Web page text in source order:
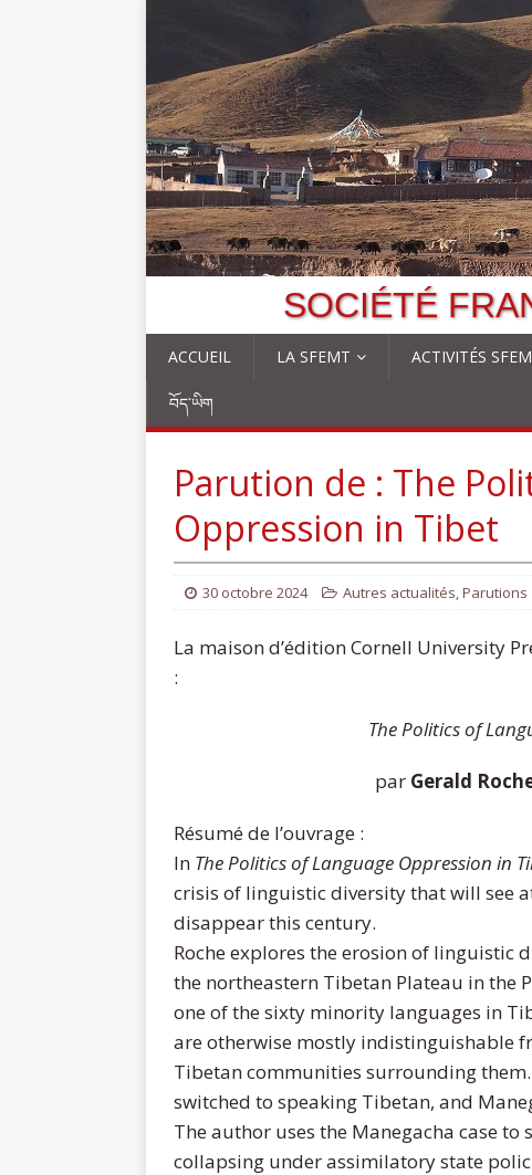
SOCIÉTÉ
ACCUEIL LA SFEMT ACTIVITÉS
བོད་ཡིག
Parution de : The
Oppression in Tibet
30 octobre 2024 Autres actualités,Parutions
La maison d’édition Cornell University
:
The Politics of
par Gerald
Résumé de l’ouvrage :
In The Politics of Language Oppression in
crisis of linguistic diversity that will see
disappear this century.
Roche explores the erosion of
the northeastern Tibetan Plateau in the
one of the sixty minority languages in
are otherwise mostly indistinguishable
Tibetan communities surrounding
switched to speaking Tibetan, and
The author uses the Manegacha case
collapsing under assimilatory state